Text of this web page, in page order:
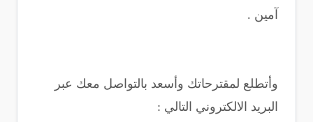
آمين .
وأتطلع لمقترحاتك وأسعد بالتواصل معك عبر
البريد الالكتروني التالي :